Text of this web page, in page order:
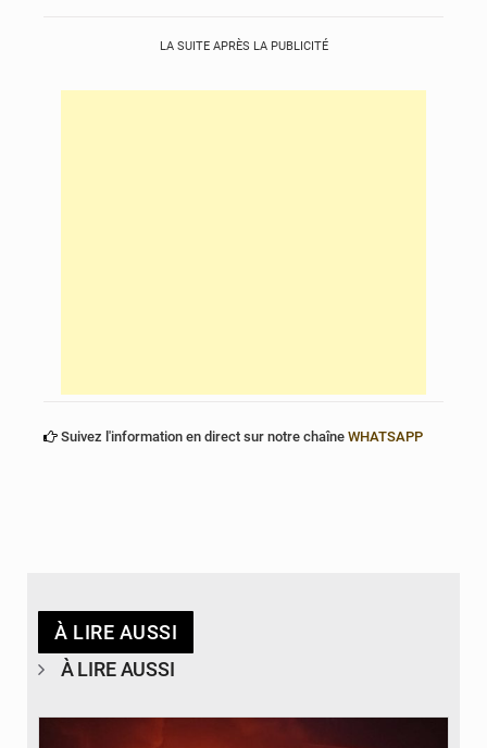
LA SUITE APRÈS LA PUBLICITÉ
Suivez l'information en direct sur notre chaîne WHATSAPP
À LIRE AUSSI
À LIRE AUSSI